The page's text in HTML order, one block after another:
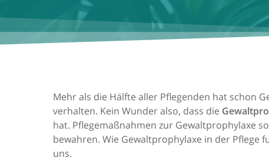
Mehr als die Hälfte aller Pflegenden hat schon
verhalten. Kein Wunder also, dass die
hat. Pflegemaßnahmen zur Gewaltprophylaxe
bewahren. Wie Gewaltprophylaxe in der Pflege
uns.